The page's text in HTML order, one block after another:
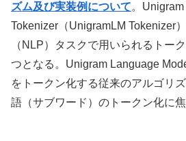
ズム及び実装例について。
Tokenizer（UnigramLM Tokenizer
（NLP）タスクで用いられるトー
つとなる。Unigram Language
をトークン化する従来のアルゴリ
語（サブワード）のトークン化に焦